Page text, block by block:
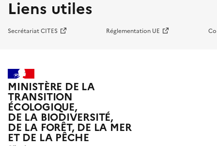
Liens utiles
Secrétariat CITES Réglementation UE
MINISTÈRE DE LA
TRANSITION
ÉCOLOGIQUE,
DE LA BIODIVERSITÉ,
DE LA FORÊT, DE LA MER
ET DE LA PÊCHE